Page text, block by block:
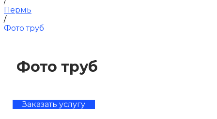
Пермь
/
Фото труб
Фото труб
Заказать услугу